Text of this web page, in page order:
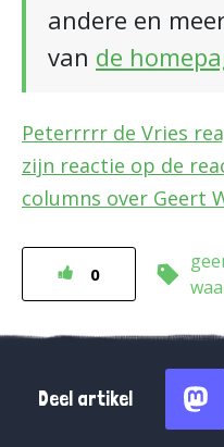
andere en
van de
Peterrrrr de Vries
zijn reactie op de
columns over Geert
0
Deel artikel